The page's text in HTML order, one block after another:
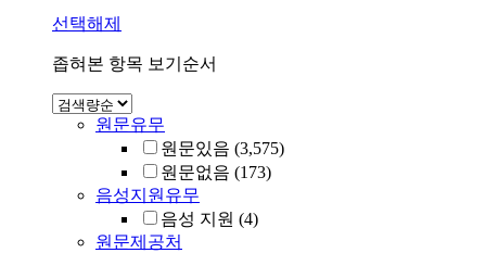
선택해제
좁혀본 항목 보기순서
원문유무
원문있음 (3,575)
원문없음 (173)
음성지원유무
음성 지원 (4)
원문제공처